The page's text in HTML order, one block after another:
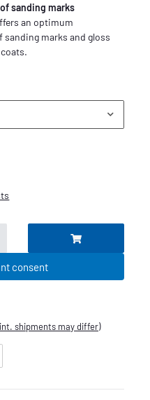
sanding marks
an optimum
marks and gloss
consent
shipments may differ)